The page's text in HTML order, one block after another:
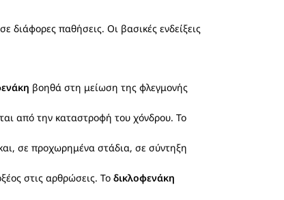
σε διάφορες παθήσεις. Οι βασικές ενδείξεις
βοηθά στη μείωση της φλεγμονής
από την καταστροφή του χόνδρου. Το
σε προχωρημένα στάδια, σε σύντηξη
στις αρθρώσεις. Το δικλοφενάκη